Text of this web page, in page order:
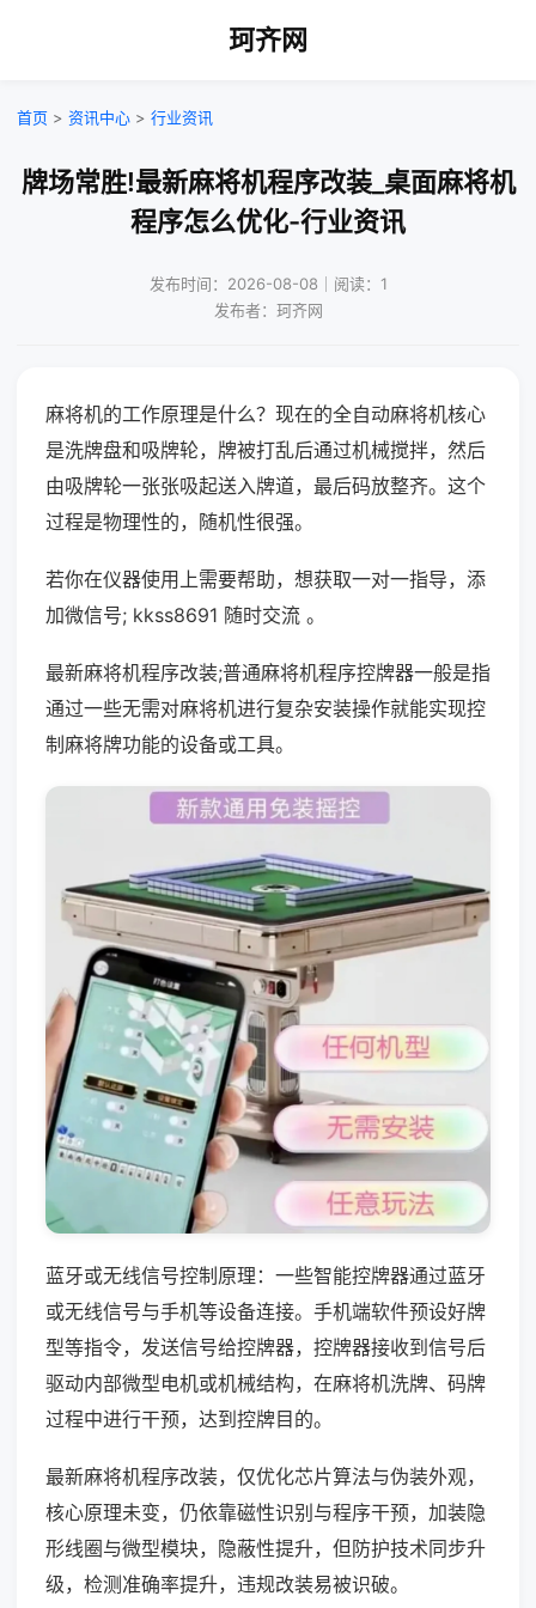
珂齐网
首页 > 资讯中心 > 行业资讯
牌场常胜!最新麻将机程序改装_桌面麻将机
程序怎么优化-行业资讯
发布时间：2026-08-08｜阅读：1
发布者：珂齐网
麻将机的工作原理是什么？现在的全自动麻将机核心
是洗牌盘和吸牌轮，牌被打乱后通过机械搅拌，然后
由吸牌轮一张张吸起送入牌道，最后码放整齐。这个
过程是物理性的，随机性很强。
若你在仪器使用上需要帮助，想获取一对一指导，添
加微信号; kkss8691 随时交流 。
最新麻将机程序改装;普通麻将机程序控牌器一般是指
通过一些无需对麻将机进行复杂安装操作就能实现控
制麻将牌功能的设备或工具。
蓝牙或无线信号控制原理：一些智能控牌器通过蓝牙
或无线信号与手机等设备连接。手机端软件预设好牌
型等指令，发送信号给控牌器，控牌器接收到信号后
驱动内部微型电机或机械结构，在麻将机洗牌、码牌
过程中进行干预，达到控牌目的。
最新麻将机程序改装，仅优化芯片算法与伪装外观，
核心原理未变，仍依靠磁性识别与程序干预，加装隐
形线圈与微型模块，隐蔽性提升，但防护技术同步升
级，检测准确率提升，违规改装易被识破。